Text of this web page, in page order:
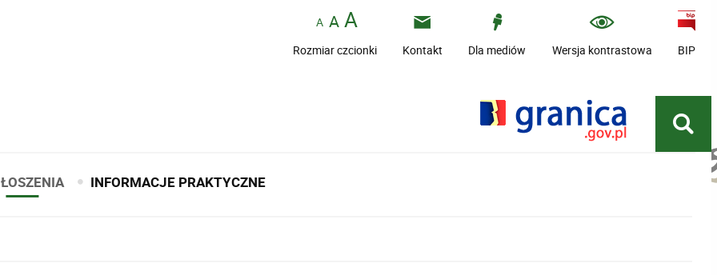
Rozmiar czcionki Kontakt Dla mediów Wersja kontrastowa BIP
INFORMACJE PRAKTYCZNE